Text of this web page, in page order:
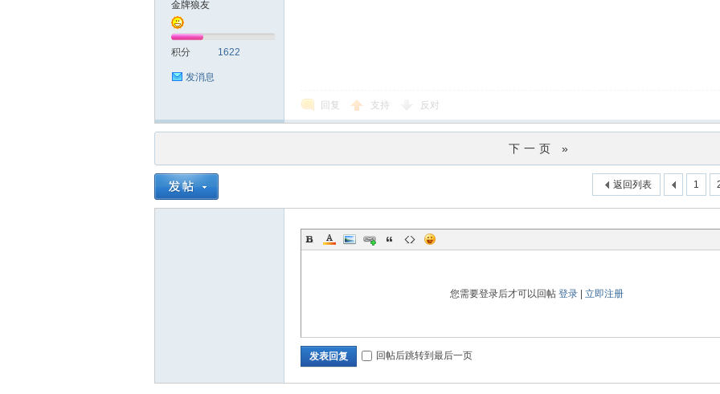
金牌狼友
积分 1622
发消息
回复 支持 反对
下一页 »
1
返回列表
您需要登录后才可以回帖 登录| 立即注册
发表回复 回帖后跳转到最后一页